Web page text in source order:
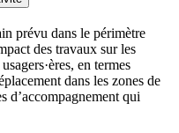
prévu dans le périmètre
des travaux sur les
en termes
dans les zones de
d’accompagnement qui